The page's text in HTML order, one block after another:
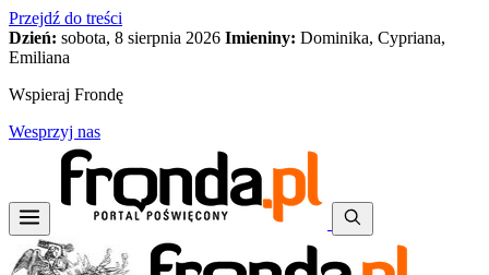
Przejdź do treści
Dzień: sobota, 8 sierpnia 2026 Imieniny: Dominika, Cypriana,
Emiliana
Wspieraj Frondę
Wesprzyj nas